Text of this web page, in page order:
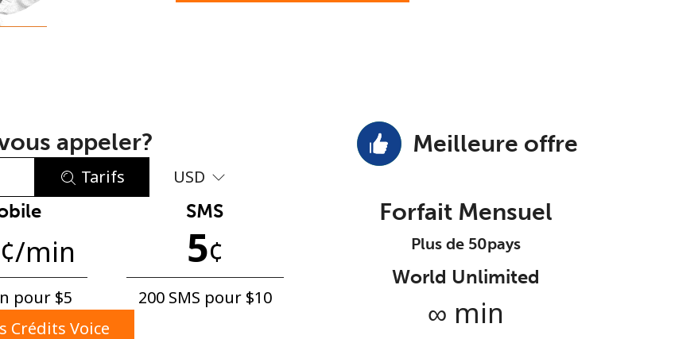
Aucun mot de passe créé
8 caractères minimum
Une lettre majuscule et une lettre minuscule
Un numéro
Un caractère spécial
appeler?
Tarifs USD
¢/min
pour ⁦$5⁩
SMS
5¢
200 SMS pour ⁦$10⁩
Crédits Voice
Meilleure offre
Forfait Mensuel
Plus de 50pays
World Unlimited
∞ min